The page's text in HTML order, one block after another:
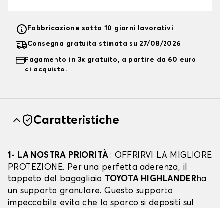
Fabbricazione sotto 10 giorni lavorativi
Consegna gratuita stimata su 27/08/2026
Pagamento in 3x gratuito, a partire da 60 euro
di acquisto.
Caratteristiche
1- LA NOSTRA PRIORITÀ : OFFRIRVI LA MIGLIORE
PROTEZIONE. Per una perfetta aderenza, il
tappeto del bagagliaio
TOYOTA HIGHLANDERha
un supporto granulare. Questo supporto
impeccabile evita che lo sporco si depositi sul